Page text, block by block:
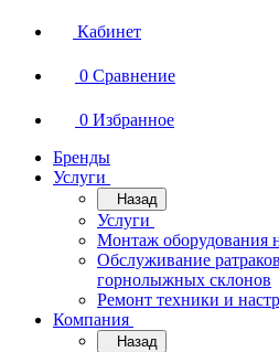
Кабинет
0 Сравнение
0 Избранное
Бренды
Услуги
Назад
Услуги
Монтаж оборудования
Обслуживание
горнолыжных склонов
Ремонт техники и
Компания
Назад